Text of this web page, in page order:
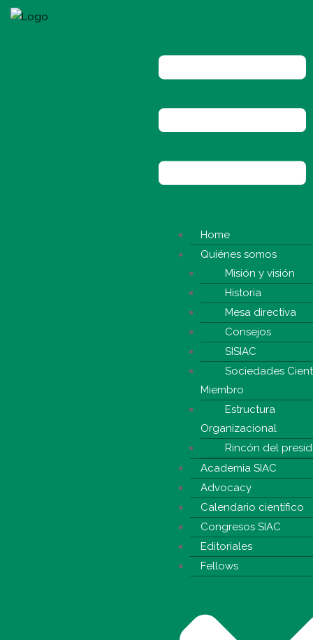
Home
Quiénes somos
Misión y visión
Historia
Mesa directiva
Consejos
SISIAC
Sociedades
Miembro
Estructura
Organizacional
Rincón del
Academia SIAC
Advocacy
Calendario científico
Congresos SIAC
Editoriales
Fellows